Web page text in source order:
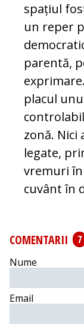
spațiul
un reper
pa­ren­tă,
placul
zonă.
legate,
vremuri în
cu­vânt în
COMENTARII
7
Nume
Email